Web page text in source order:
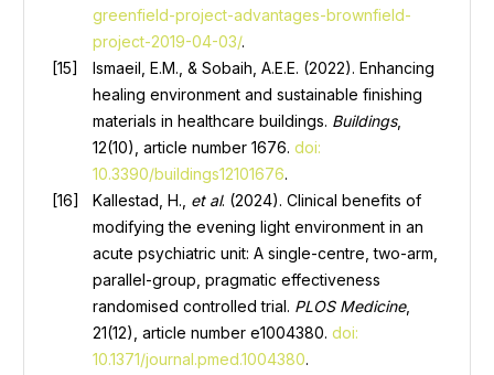
greenfield-project-advantages-brownfield-
project-2019-04-03/.
Ismaeil, E.M., & Sobaih, A.E.E. (2022). Enhancing
healing environment and sustainable finishing
materials in healthcare buildings. Buildings,
12(10), article number 1676. doi:
10.3390/buildings12101676.
Kallestad, H., et al. (2024). Clinical benefits of
modifying the evening light environment in an
acute psychiatric unit: A single-centre, two-arm,
parallel-group, pragmatic effectiveness
randomised controlled trial. PLOS Medicine,
21(12), article number e1004380. doi:
10.1371/journal.pmed.1004380.